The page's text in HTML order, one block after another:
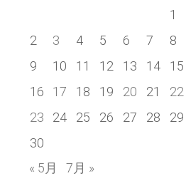
1
2
3 4 5 6 7
8
9
10 11 12 13 14
15
16
17 18 19 20 21
22
23
24 25 26 27 28
29
30
« 5月
7月 »